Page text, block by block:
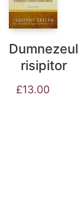
Dumnezeul
risipitor
£13.00